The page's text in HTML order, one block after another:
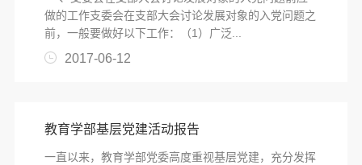
做的工作支委会在支部大会讨论发展对象的入党问题之
前，一般要做好以下工作：（1）广泛...
2017-06-12
教育学部基层党建活动报告
一直以来，教育学部党委高度重视基层党建，充分发挥